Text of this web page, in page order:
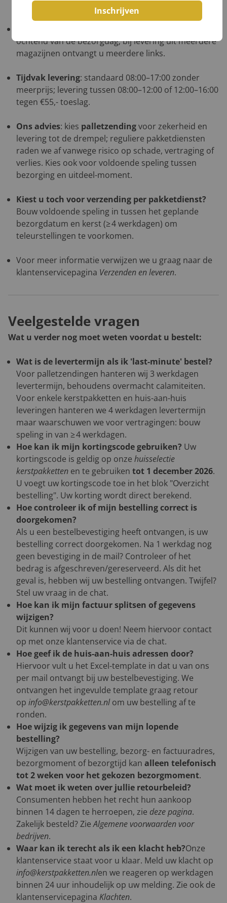
even contact met ons op.
ochtend van de bezorgdag; bij levering uit meerdere
magazijnen ontvangt u meerdere links.
Tijdvak levering: standaard 08:00–17:00 zonder
meerprijs; levering tussen 08:00–12:00 of 12:00–16:00
tegen €55,- toeslag.
Ons advies: kies palletzendingvoor zekerheid en
levering tot de drempel; reguliere pakketdiensten
raden we af vanwege risico op schade, vertraging of
verlies. Kies ook voor voldoende speling tussen
bezorging en uitdeel-moment.
Kiest u toch voor verzending per pakketdienst?
Bouw voldoende speling in tussen het geplande
bezorgdatum en kerst (≥ 4 werkdagen) om
teleurstellingen te voorkomen.
Voor meer informatie verwijzen we u graag naar de
klantenservicepagina Verzenden en leveren.
Veelgestelde vragen
Wat u verder nog moet weten voordat u bestelt:
Wat is de levertermijn als ik 'last-minute' bestel?
Voor palletzendingen hanteren wij 3 werkdagen
levertermijn, behoudens overmacht calamiteiten.
Voor enkele kerstpakketten en huis-aan-huis
leveringen hanteren we 4 werkdagen levertermijn
maar waarschuwen we voor vertragingen: bouw
speling in van ≥ 4 werkdagen.
Hoe kan ik mijn kortingscode gebruiken? Uw
kortingscode is geldig op onze huisselectie
kerstpakketten en te gebruiken tot 1 december 2026.
U voegt uw kortingscode toe in het blok "Overzicht
bestelling". Uw korting wordt direct berekend.
Hoe controleer ik of mijn bestelling correct is
doorgekomen?
Als u een bestelbevestiging heeft ontvangen, is uw
bestelling correct doorgekomen. Na 1 werkdag nog
geen bevestiging in de mail? Controleer of het
bedrag is afgeschreven/gereserveerd. Als dit het
geval is, hebben wij uw bestelling ontvangen. Twijfel?
Stel uw vraag in de chat.
Hoe kan ik mijn factuur splitsen of gegevens
wijzigen?
Dit kunnen wij voor u doen! Neem hiervoor contact
op met onze klantenservice via de chat.
Hoe geef ik de huis-aan-huis adressen door?
Hiervoor vult u het Excel-template in dat u van ons
per mail ontvangt bij uw bestelbevestiging. We
ontvangen het ingevulde template graag retour
op info@kerstpakketten.nlom uw bestelling af te
ronden.
Hoe wijzig ik gegevens van mijn lopende
bestelling?
Wijzigen van uw bestelling, bezorg- en factuuradres,
bezorgmoment of bezorgtijd kan alleen telefonisch
tot 2 weken voor het gekozen bezorgmoment.
Wat moet ik weten over jullie retourbeleid?
Consumenten hebben het recht hun aankoop
binnen 14 dagen te herroepen, zie deze pagina.
Zakelijk besteld? ZieAlgemene voorwaarden voor
bedrijven.
Waar kan ik terecht als ik een klacht heb?Onze
klantenservice staat voor u klaar. Meld uw klacht op
info@kerstpakketten.nlen we reageren op werkdagen
binnen 24 uur inhoudelijk op uw melding. Zie ook de
klantenservicepagina Klachten.
Inschrijven